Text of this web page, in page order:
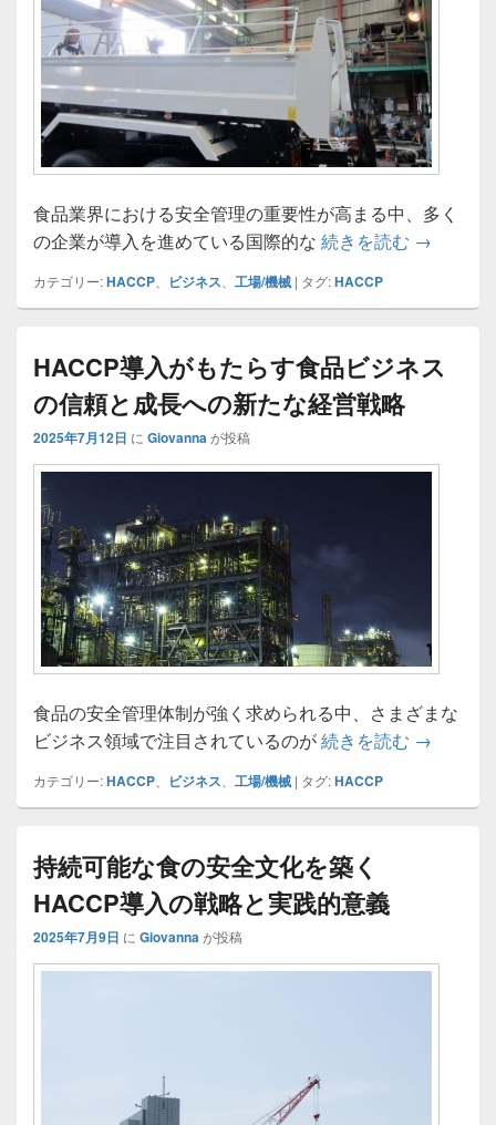
食品業界における安全管理の重要性が高まる中、多く
の企業が導入を進めている国際的な 続きを読む HACCP
→
カテゴリー:HACCP ビジネス 工場/機械 | タグ:HACCP
HACCP導入がもたらす食品ビジネス
の信頼と成長への新たな経営戦略
2025年7月12日 に Giovannaが投稿
食品の安全管理体制が強く求められる中、さまざまな
ビジネス領域で注目されているのが続きを読む HACCP
→
カテゴリー:HACCP ビジネス 工場/機械 | タグ:HACCP
持続可能な食の安全文化を築く
HACCP導入の戦略と実践的意義
2025年7月9日 に Giovannaが投稿